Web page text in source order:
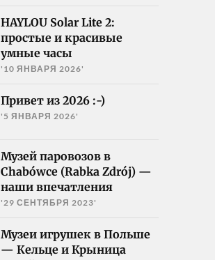
HAYLOU Solar Lite 2:
простые и красивые
умные часы
'10 ЯНВАРЯ 2026'
Привет из 2026 :-)
'5 ЯНВАРЯ 2026'
Музей паровозов в
Chabówce (Rabka Zdrój) —
наши впечатления
'29 СЕНТЯБРЯ 2023'
Музеи игрушек в Польше
— Кельце и Крыница